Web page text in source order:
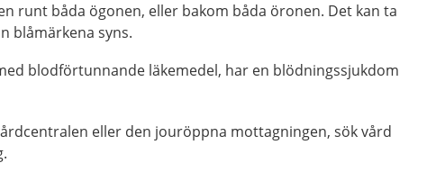
runt båda ögonen, eller bakom båda öronen. Det kan ta
blåmärkena syns.
blodförtunnande läkemedel, har en blödningssjukdom
eller den jouröppna mottagningen, sök vård